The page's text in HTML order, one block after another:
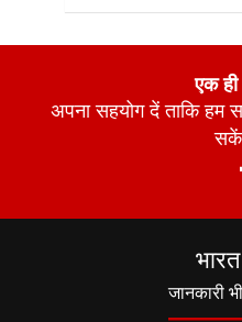
एक ही
अपना सहयोग दें ताकि हम
जानकारी